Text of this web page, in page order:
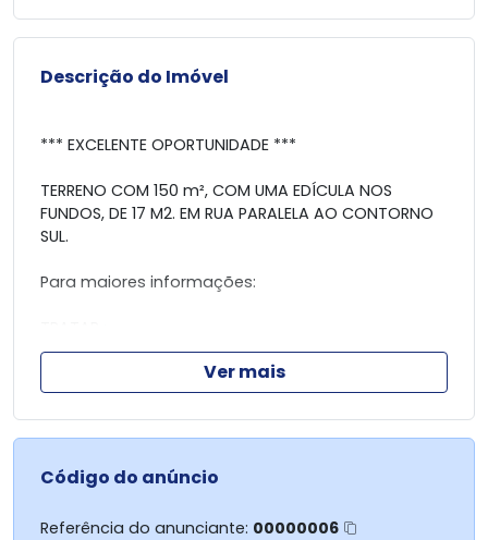
Descrição do Imóvel
*** EXCELENTE OPORTUNIDADE ***
TERRENO COM 150 m², COM UMA EDÍCULA NOS
FUNDOS, DE 17 M2. EM RUA PARALELA AO CONTORNO
SUL.
Para maiores informações:
- José Dirley whats (44) 99916-6304 creci 43.202
- Luis Hayashi whats (44) 99903-1446 creci 32.631
- Grupo Imobiliário KAK (44) 98803 - 4531
- KAK imoveis (44) 3023 - 5910
Ver mais
Código do anúncio
Referência do anunciante: 00000006